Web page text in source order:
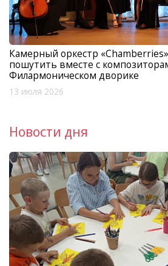
Камерный оркестр
пошутить вместе с
Филармоническом дворике
13 июля 2026
Новости дня